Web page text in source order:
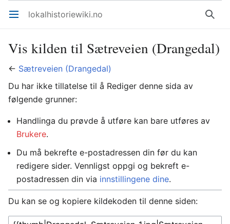
Åpne hovedmenyen lokalhistoriewiki.no Søk
Vis kilden til Sætreveien (Drangedal)
← Sætreveien (Drangedal)
Du har ikke tillatelse til å Rediger denne sida av
følgende grunner:
Handlinga du prøvde å utføre kan bare utføres av
Brukere.
Du må bekrefte e-postadressen din før du kan
redigere sider. Vennligst oppgi og bekreft e-
postadressen din via innstillingene dine.
Du kan se og kopiere kildekoden til denne siden: